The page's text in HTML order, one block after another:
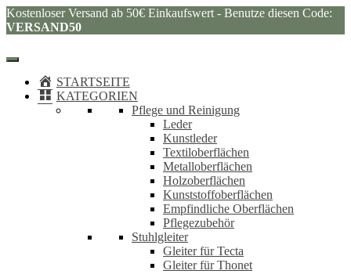
Kostenloser Versand ab 50€ Einkaufswert - Benutze diesen Code:
VERSAND50
STARTSEITE
KATEGORIEN
Pflege und Reinigung
Leder
Kunstleder
Textiloberflächen
Metalloberflächen
Holzoberflächen
Kunststoffoberflächen
Empfindliche Oberflächen
Pflegezubehör
Stuhlgleiter
Gleiter für Tecta
Gleiter für Thonet